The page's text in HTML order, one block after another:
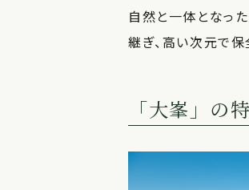
自然と一体となっ
継ぎ、高い次元で
「大峯」の